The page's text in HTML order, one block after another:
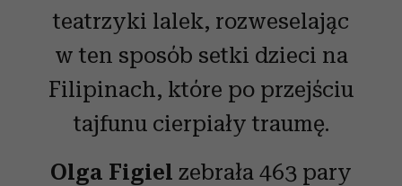
teatrzyki lalek, rozweselając
w ten sposób setki dzieci na
Filipinach, które po przejściu
tajfunu cierpiały traumę.
Olga Figiel zebrała 463 pary